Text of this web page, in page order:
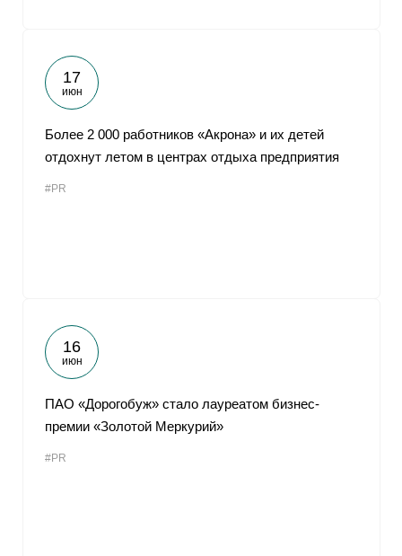
17
июн
Более 2 000 работников «Акрона» и их детей
отдохнут летом в центрах отдыха предприятия
#PR
16
июн
ПАО «Дорогобуж» стало лауреатом бизнес-
премии «Золотой Меркурий»
#PR